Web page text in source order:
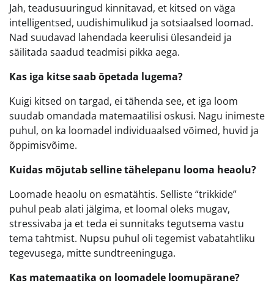
Jah, teadusuuringud kinnitavad, et kitsed on väga
intelligentsed, uudishimulikud ja sotsiaalsed loomad.
Nad suudavad lahendada keerulisi ülesandeid ja
säilitada saadud teadmisi pikka aega.
Kas iga kitse saab õpetada lugema?
Kuigi kitsed on targad, ei tähenda see, et iga loom
suudab omandada matemaatilisi oskusi. Nagu inimeste
puhul, on ka loomadel individuaalsed võimed, huvid ja
õppimisvõime.
Kuidas mõjutab selline tähelepanu looma heaolu?
Loomade heaolu on esmatähtis. Selliste “trikkide”
puhul peab alati jälgima, et loomal oleks mugav,
stressivaba ja et teda ei sunnitaks tegutsema vastu
tema tahtmist. Nupsu puhul oli tegemist vabatahtliku
tegevusega, mitte sundtreeninguga.
Kas matemaatika on loomadele loomupärane?